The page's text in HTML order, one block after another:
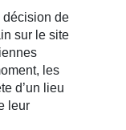
décision de
sur le site
les
d’un lieu
leur